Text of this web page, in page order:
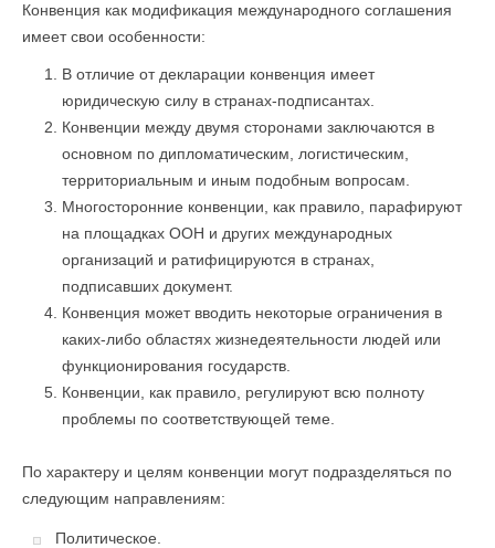
Конвенция как модификация международного соглашения
имеет свои особенности:
В отличие от декларации конвенция имеет
юридическую силу в странах-подписантах.
Конвенции между двумя сторонами заключаются в
основном по дипломатическим, логистическим,
территориальным и иным подобным вопросам.
Многосторонние конвенции, как правило, парафируют
на площадках ООН и других международных
организаций и ратифицируются в странах,
подписавших документ.
Конвенция может вводить некоторые ограничения в
каких-либо областях жизнедеятельности людей или
функционирования государств.
Конвенции, как правило, регулируют всю полноту
проблемы по соответствующей теме.
По характеру и целям конвенции могут подразделяться по
следующим направлениям:
Политическое.